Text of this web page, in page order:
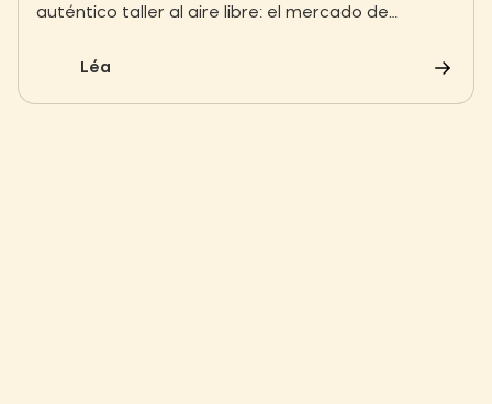
auténtico taller al aire libre: el mercado de
demostraciones y creaciones únicas, que
Léa